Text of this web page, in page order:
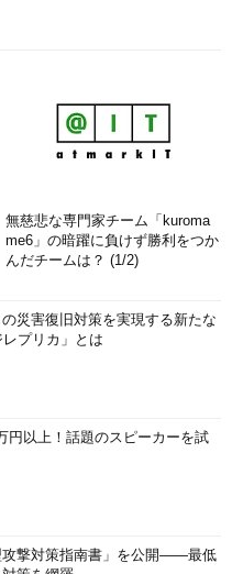
無慈悲な専門家チーム「kuroma
me6」の暗躍に負けず勝利をつか
んだチームは？ (1/2)
災害復旧対策を実現する新たな
プリカ」とは
円以上！話題のスピーカーを試
攻撃対策指南書」を公開――最低